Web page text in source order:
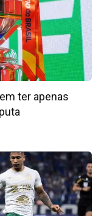
ter apenas